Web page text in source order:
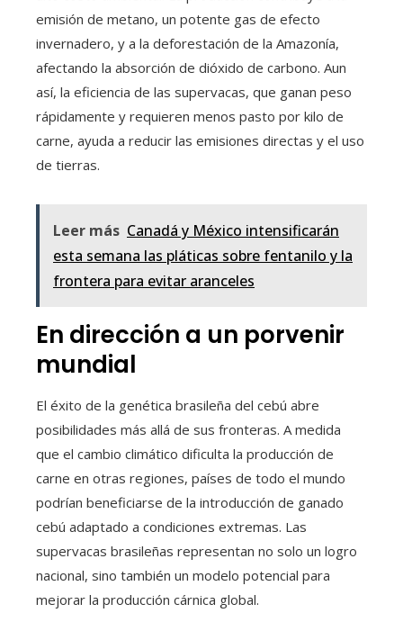
emisión de metano, un potente gas de efecto
invernadero, y a la deforestación de la Amazonía,
afectando la absorción de dióxido de carbono. Aun
así, la eficiencia de las supervacas, que ganan peso
rápidamente y requieren menos pasto por kilo de
carne, ayuda a reducir las emisiones directas y el uso
de tierras.
Leer más Canadá y México intensificarán
esta semana las pláticas sobre fentanilo y la
frontera para evitar aranceles
En dirección a un porvenir
mundial
El éxito de la genética brasileña del cebú abre
posibilidades más allá de sus fronteras. A medida
que el cambio climático dificulta la producción de
carne en otras regiones, países de todo el mundo
podrían beneficiarse de la introducción de ganado
cebú adaptado a condiciones extremas. Las
supervacas brasileñas representan no solo un logro
nacional, sino también un modelo potencial para
mejorar la producción cárnica global.